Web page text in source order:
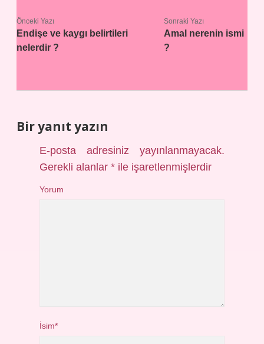
Önceki Yazı
Endişe ve kaygı belirtileri
nelerdir ?
Sonraki Yazı
Amal nerenin ismi
?
Bir yanıt yazın
E-posta adresiniz yayınlanmayacak.
Gerekli alanlar* ile işaretlenmişlerdir
Yorum
İsim*